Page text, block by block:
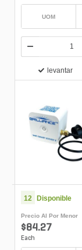
UOM
levantar
12 Disponible
Precio Al Por Menor
$84.27
Each